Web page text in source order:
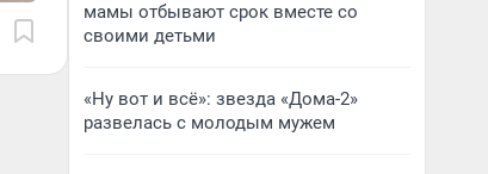
мамы отбывают срок вместе со
своими детьми
«Ну вот и всё»: звезда «Дома-2»
развелась с молодым мужем